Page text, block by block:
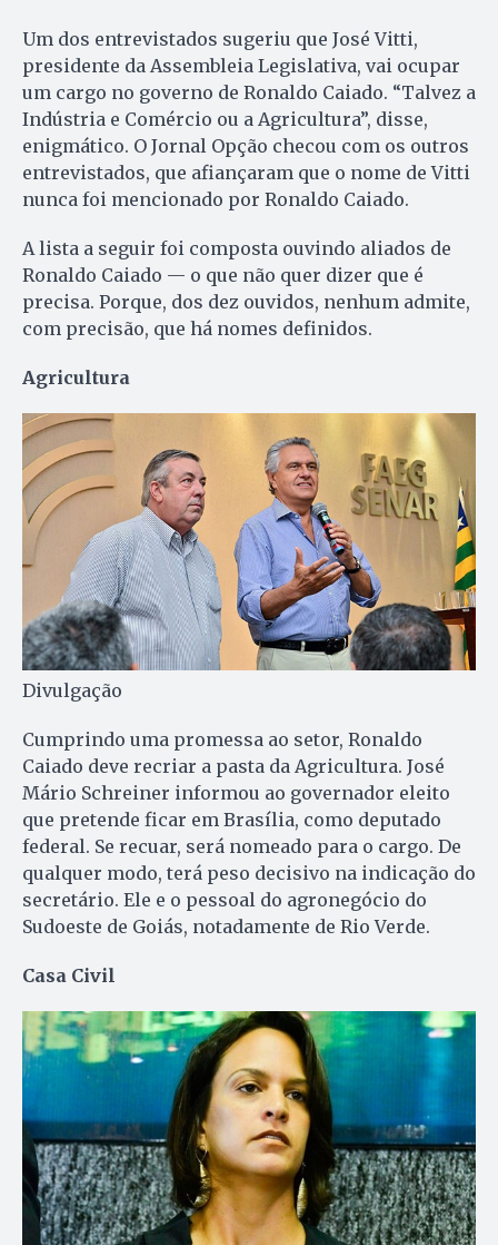
Um dos entrevistados sugeriu que José Vitti,
presidente da Assembleia Legislativa, vai ocupar
um cargo no governo de Ronaldo Caiado. “Talvez a
Indústria e Comércio ou a Agricultura”, disse,
enigmático. O Jornal Opção checou com os outros
entrevistados, que afiançaram que o nome de Vitti
nunca foi mencionado por Ronaldo Caiado.
A lista a seguir foi composta ouvindo aliados de
Ronaldo Caiado — o que não quer dizer que é
precisa. Porque, dos dez ouvidos, nenhum admite,
com precisão, que há nomes definidos.
Agricultura
Divulgação
Cumprindo uma promessa ao setor, Ronaldo
Caiado deve recriar a pasta da Agricultura. José
Mário Schreiner informou ao governador eleito
que pretende ficar em Brasília, como deputado
federal. Se recuar, será nomeado para o cargo. De
qualquer modo, terá peso decisivo na indicação do
secretário. Ele e o pessoal do agronegócio do
Sudoeste de Goiás, notadamente de Rio Verde.
Casa Civil